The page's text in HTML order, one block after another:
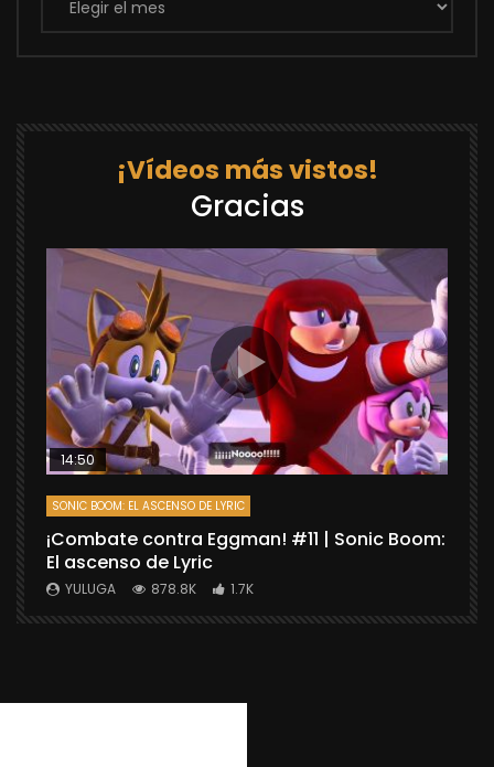
¡Vídeos más vistos!
Gracias
14:50
SONIC BOOM: EL ASCENSO DE LYRIC
¡Combate contra Eggman! #11 | Sonic Boom:
El ascenso de Lyric
YULUGA 878.8K 1.7K